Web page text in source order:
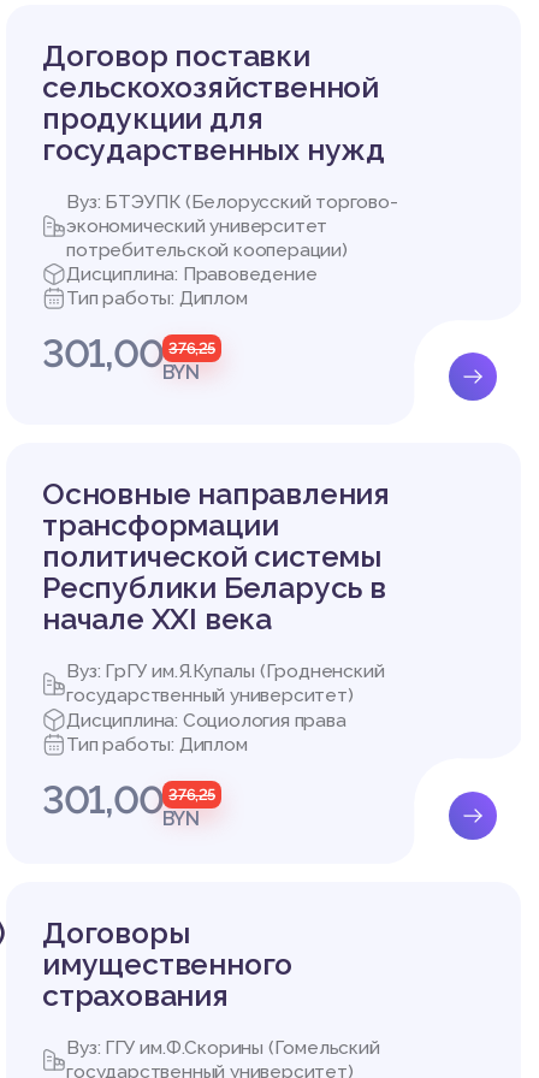
орган
одн
трех п
от
мет
прояв
соо
пр
котор
тра
проце
зада
выде
Договор поставки
сельскохозяйственной
продукции для
государственных нужд
Вуз: БТЭУПК (Белорусский торгово-
экономический университет
потребительской кооперации)
Дисциплина: Правоведение
Тип работы: Диплом
301,00 376,25
BYN
Основные направления
трансформации
политической системы
Республики Беларусь в
начале XXI века
Вуз: ГрГУ им.Я.Купалы (Гродненский
государственный университет)
Дисциплина: Социология права
Тип работы: Диплом
301,00 376,25
BYN
Договоры
имущественного
страхования
Вуз: ГГУ им.Ф.Скорины (Гомельский
государственный университет)